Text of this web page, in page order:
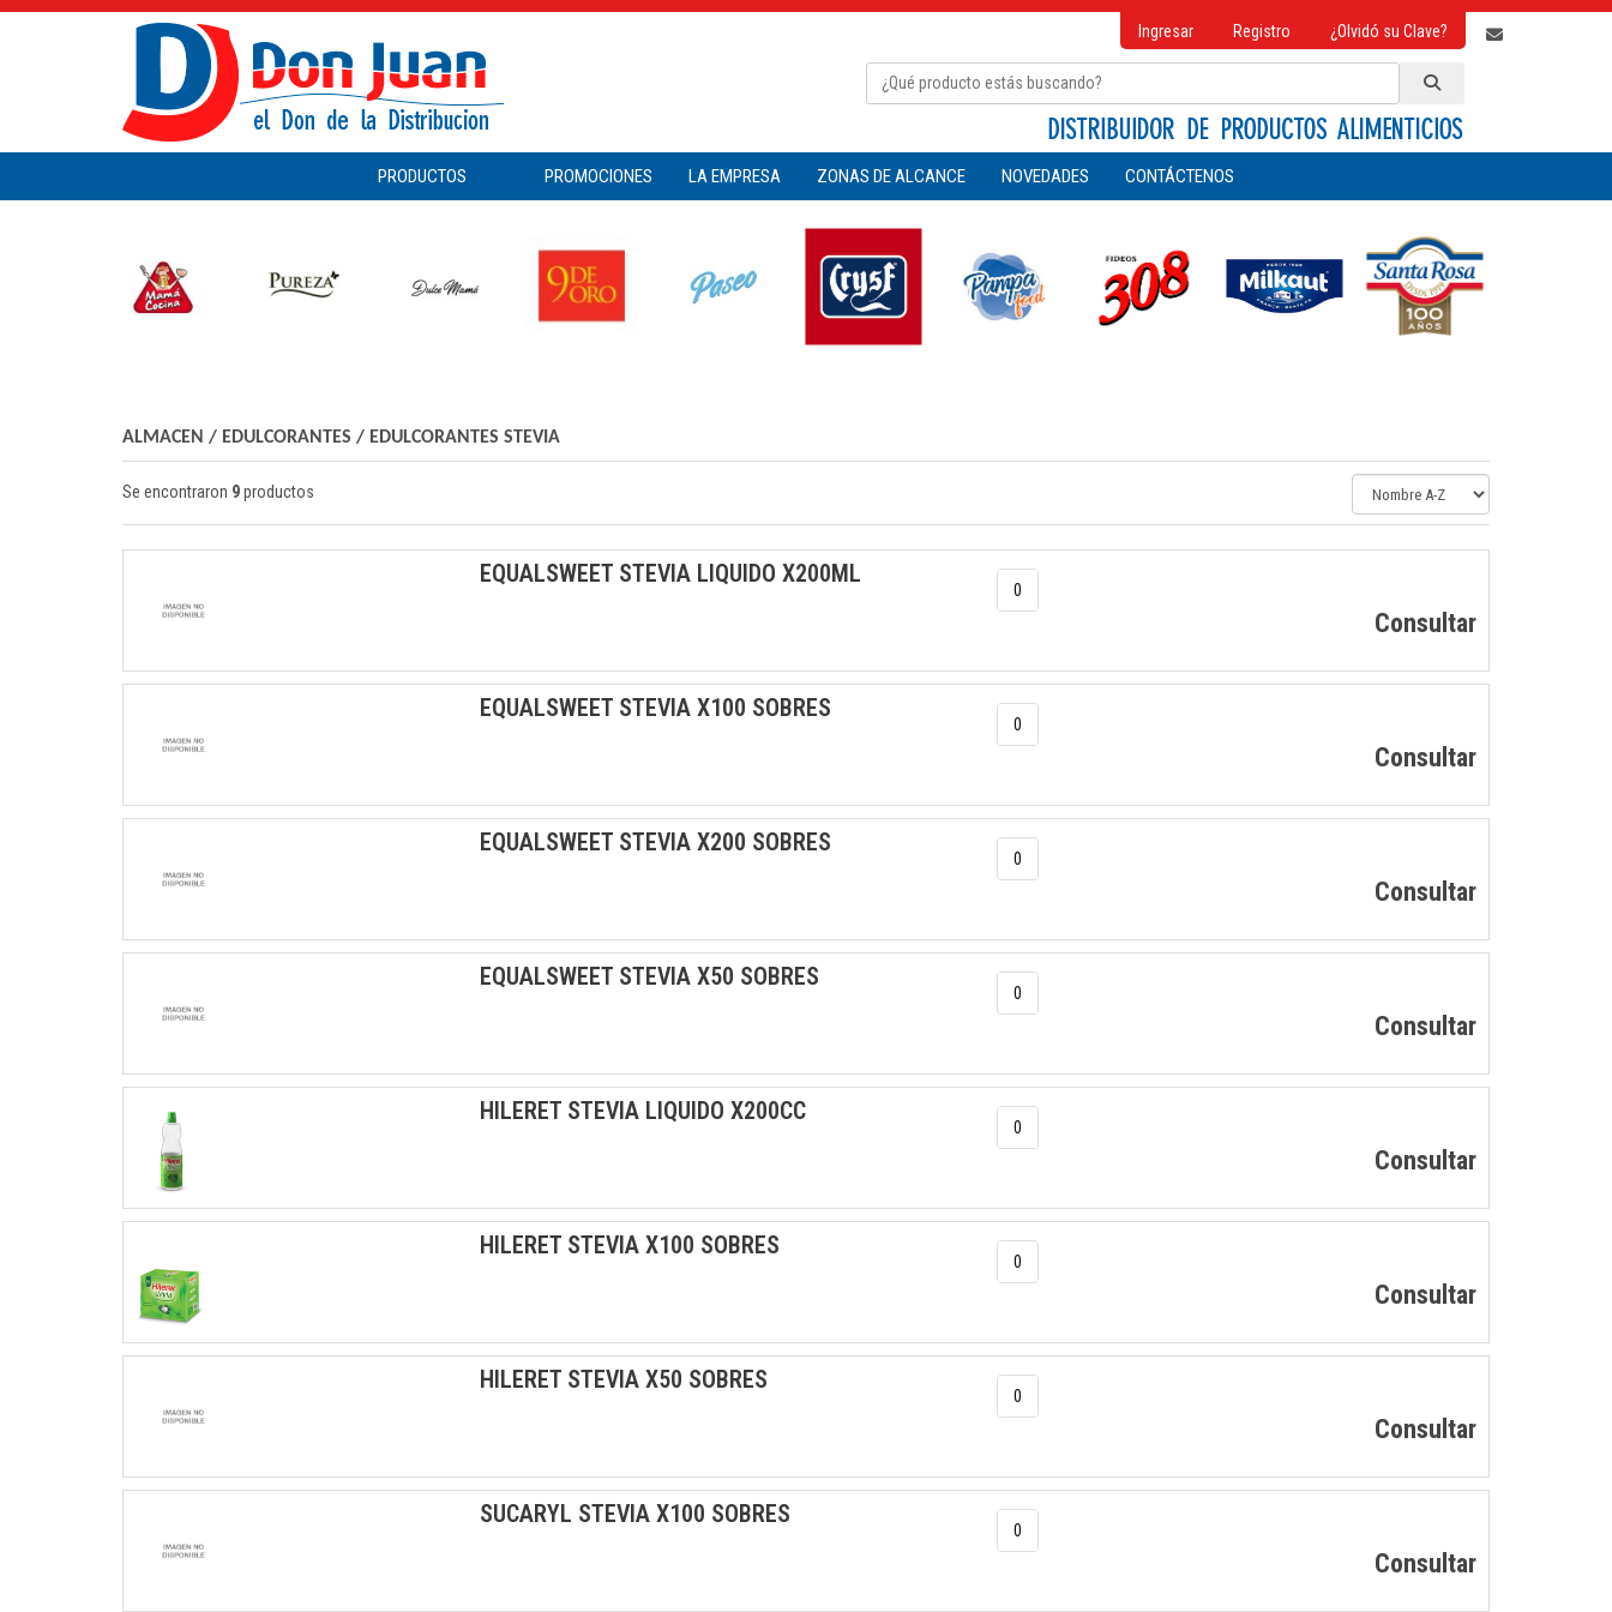
Ingresar Registro ¿Olvidó su Clave?
PRODUCTOS PROMOCIONES LA EMPRESA ZONAS DE ALCANCE NOVEDADES CONTÁCTENOS
ALMACEN / EDULCORANTES / EDULCORANTES STEVIA
Se encontraron 9productos
EQUALSWEET STEVIA LIQUIDO X200ML
Consultar
EQUALSWEET STEVIA X100 SOBRES
Consultar
EQUALSWEET STEVIA X200 SOBRES
Consultar
EQUALSWEET STEVIA X50 SOBRES
Consultar
HILERET STEVIA LIQUIDO X200CC
Consultar
HILERET STEVIA X100 SOBRES
Consultar
HILERET STEVIA X50 SOBRES
Consultar
SUCARYL STEVIA X100 SOBRES
Consultar